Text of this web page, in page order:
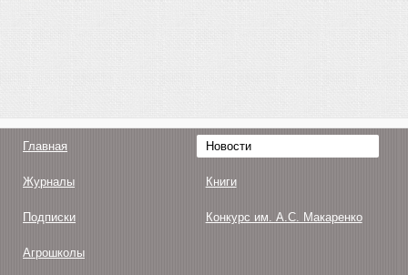
Главная Новости
Журналы Книги
Подписки Конкурс им. А.С. Макаренко
Агрошколы